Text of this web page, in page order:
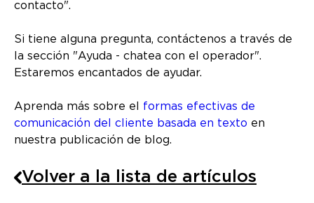
contacto".
Si tiene alguna pregunta, contáctenos a través de
la sección "Ayuda - chatea con el operador".
Estaremos encantados de ayudar.
Aprenda más sobre el formas efectivas de
comunicación del cliente basada en texto en
nuestra publicación de blog.
Volver a la lista de artículos